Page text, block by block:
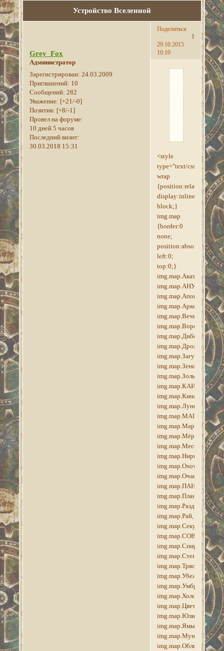
Устройство Вселенной
Поделиться
1
29.10.2015
10:10
Grey_Fox
Администратор
Зарегистрирован: 24.03.2009
Приглашений: 10
Сообщений: 282
Уважение: [+21/-0]
Позитив: [+8/-1]
Провел на форуме:
10 дней 5 часов
Последний визит:
30.03.2018 15:31
☚
карта
Аурбиса
☛
<style
type="text/css">#map-
wrap
{position:relative;
display:inline-
block;}
img.map
{border:0
none;
position:absolute;
left:0;
top:0;}
img.map.Акатош,
img.map.АНУ,
img.map.Апокриф,
img.map.Аркей,
img.map.Вечнотень,
img.map.Вороний_Лес,
img.map.Дибелла,
img.map.Зенитар,
img.map.Зольник,
img.map.КАИРН_ДУШ,
img.map.Кинарет,
img.map.Лунная_Тень,
img.map.МАГНУС,
img.map.Мара,
img.map.Мессер,
img.map.Нирн,
img.map.ПАНДОМАЙ,
img.map.Рай,
img.map.Секунда,
img.map.СОВНГАРД,
img.map.Стендарр,
img.map.Трясина,
img.map.Умбриэль,
img.map.Юлианос,
img.map.Ямы_Перайта,
img.map.Мундус,
img.map.Обливион,